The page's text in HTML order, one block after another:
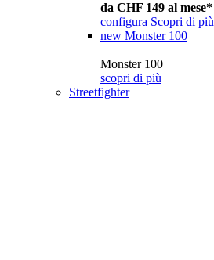
da CHF 149 al mese*
configura Scopri di più
new Monster 100
Monster 100
scopri di più
Streetfighter